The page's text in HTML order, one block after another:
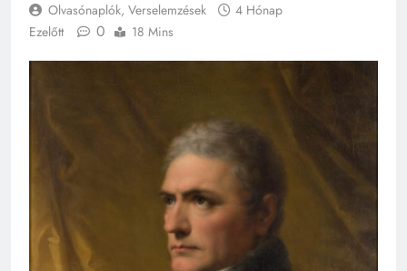
Olvasónaplók, Verselemzések
4 Hónap
Ezelőtt
0 18 Mins